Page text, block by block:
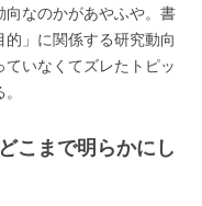
なのかがあやふや。書
」に関係する研究動向
いなくてズレたトピッ
こまで明らかにし